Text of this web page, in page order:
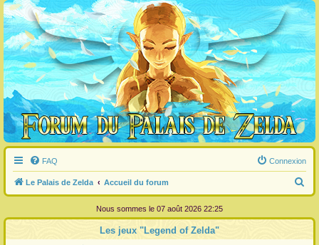
FAQ Connexion
Le Palais de Zelda Accueil du forum
e
c
Nous sommes le 07 août 2026 22:25
Les jeux "Legend of Zelda"